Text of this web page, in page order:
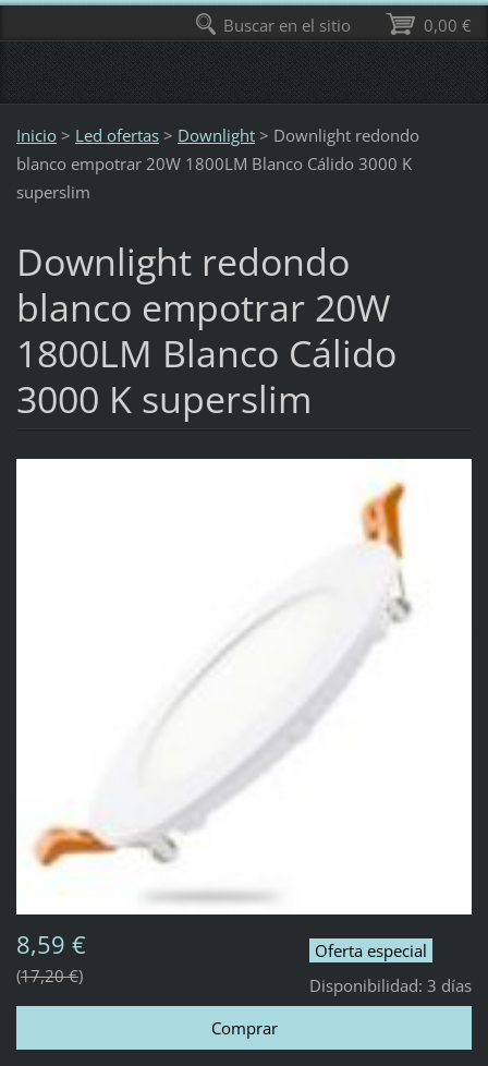
Inicio > Led ofertas > Downlight > Downlight redondo
blanco empotrar 20W 1800LM Blanco Cálido 3000 K
superslim
Downlight redondo
blanco empotrar 20W
1800LM Blanco Cálido
3000 K superslim
Oferta especial
Disponibilidad: 3 días
8,59 €
17,20 €
0,00 €
Buscar en el sitio